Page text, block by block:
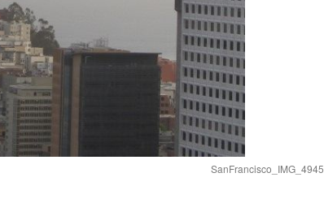
SanFrancisco_IMG_4945